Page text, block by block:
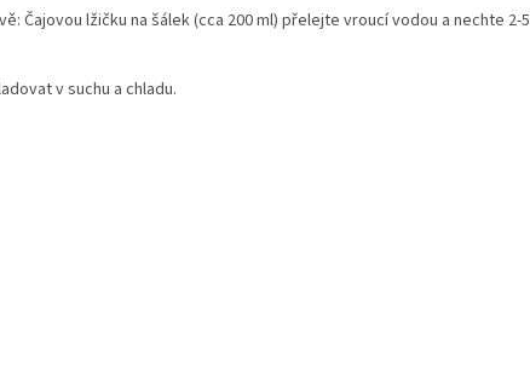
Čajovou lžičku na šálek (cca 200 ml) přelejte vroucí vodou a nechte 2-5
v suchu a chladu.